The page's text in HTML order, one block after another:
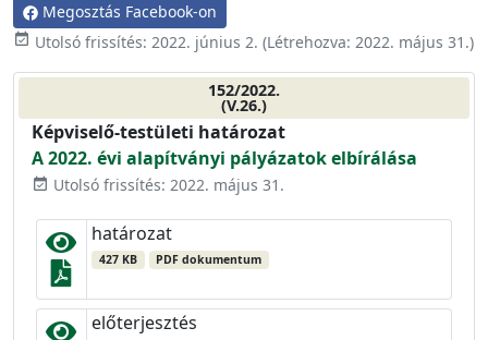
Megosztás Facebook-on
event_available Utolsó frissítés: 2022. június 2. (Létrehozva: 2022. május 31.)
152/2022.
(V.26.)
Képviselő-testületi határozat
A 2022. évi alapítványi pályázatok elbírálása
event_available Utolsó frissítés: 2022. május 31.
határozat
427 KB PDF dokumentum
előterjesztés